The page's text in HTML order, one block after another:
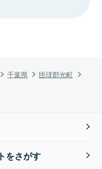
千葉県
匝瑳郡光町
をさがす